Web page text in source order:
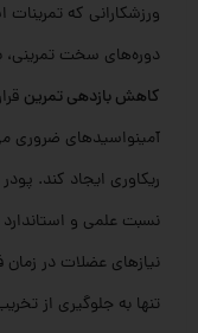
ورزشکارانی که
دوره‌های سخت تمرینی،
کاهش بازدهی تمرین
آمینواسیدهای ضروری
نسبت علمی و استاندارد
نیازهای عضلات در زمان
تنها به جلوگیری از